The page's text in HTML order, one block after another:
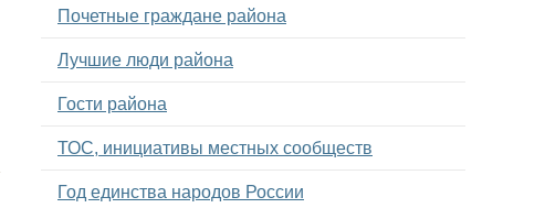
Почетные граждане района
Лучшие люди района
Гости района
ТОС, инициативы местных сообществ
Год единства народов России